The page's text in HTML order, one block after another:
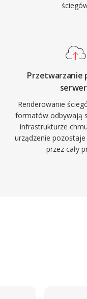
Przetwarzanie
Renderowanie
formatów odbywają
infrastrukturze
urządzenie
przez cały